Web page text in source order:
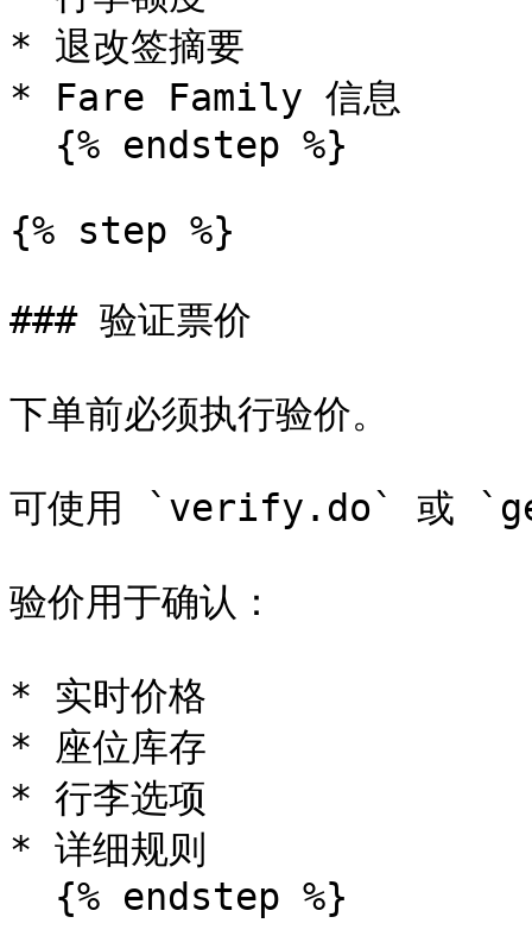
* 退改签摘要
* Fare Family 信息
{% step %}
### 验证票价
下单前必须执行验价。
可使用 `verify.do` 或
验价用于确认：
* 实时价格
* 座位库存
* 行李选项
* 详细规则